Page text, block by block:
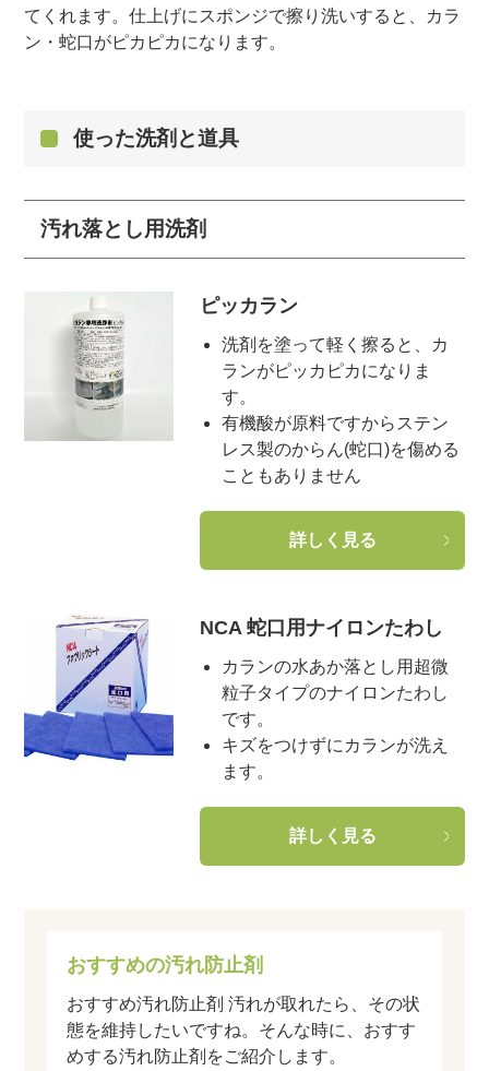
てくれます。仕上げにスポンジで擦り洗いすると、カラ
ン・蛇口がピカピカになります。
使った洗剤と道具
汚れ落とし用洗剤
ピッカラン
洗剤を塗って軽く擦ると、カ
ランがピッカピカになりま
す。
有機酸が原料ですからステン
レス製のからん(蛇口)を傷める
こともありません
詳しく見る
NCA 蛇口用ナイロンたわし
カランの水あか落とし用超微
粒子タイプのナイロンたわし
です。
キズをつけずにカランが洗え
ます。
詳しく見る
おすすめの汚れ防止剤
おすすめ汚れ防止剤 汚れが取れたら、その状
態を維持したいですね。そんな時に、おすす
めする汚れ防止剤をご紹介します。